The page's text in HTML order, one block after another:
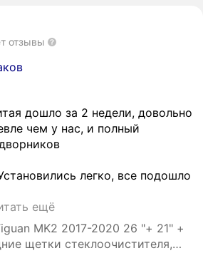
отзывы
дошло за 2 недели, довольно
чем у нас, и полный
легко, все подошло
ещё
MK2 2017-2020 26 "+ 21" +
щетки стеклоочистителя,
2017 2018 2019 2020